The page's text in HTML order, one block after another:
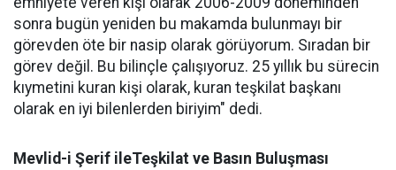
sonra bugün yeniden bu makamda bulunmayı bir
görevden öte bir nasip olarak görüyorum. Sıradan bir
görev değil. Bu bilinçle çalışıyoruz. 25 yıllık bu sürecin
kıymetini kuran kişi olarak, kuran teşkilat başkanı
olarak en iyi bilenlerden biriyim" dedi.
Mevlid-i Şerif ileTeşkilat ve Basın Buluşması